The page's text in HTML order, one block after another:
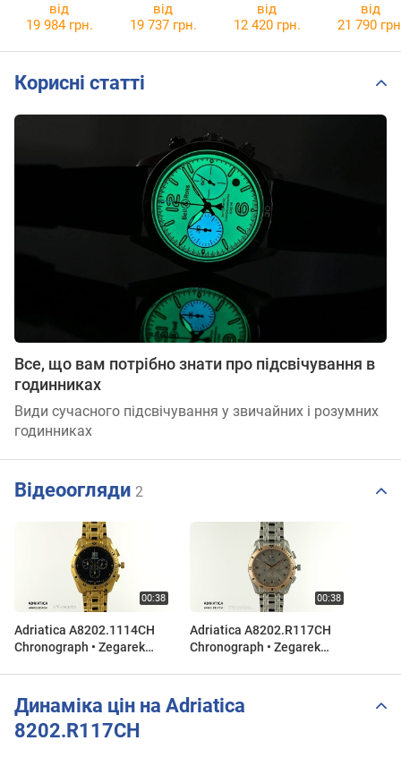
від
19 984 грн.
від
19 737 грн.
від
12 420 грн.
від
21 790
Корисні статті
Все, що вам потрібно знати про підсвічування в
годинниках
Види сучасного підсвічування у звичайних і розумних
годинниках
Відеоогляди 2
Adriatica A8202.1114CH
Chronograph • Zegarek
Adriatica A8202.R117CH
Chronograph • Zegarek
Динаміка цін на Adriatica
8202.R117CH